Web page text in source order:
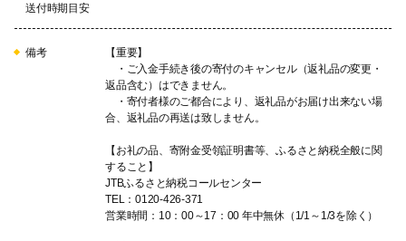
送付時期目安
備考
【重要】
・ご入金手続き後の寄付のキャンセル（返礼品の変更・
返品含む）はできません。
・寄付者様のご都合により、返礼品がお届け出来ない場
合、返礼品の再送は致しません。
【お礼の品、寄附金受領証明書等、ふるさと納税全般に関
すること】
JTBふるさと納税コールセンター
TEL：0120-426-371
営業時間：10：00～17：00 年中無休（1/1～1/3を除く）